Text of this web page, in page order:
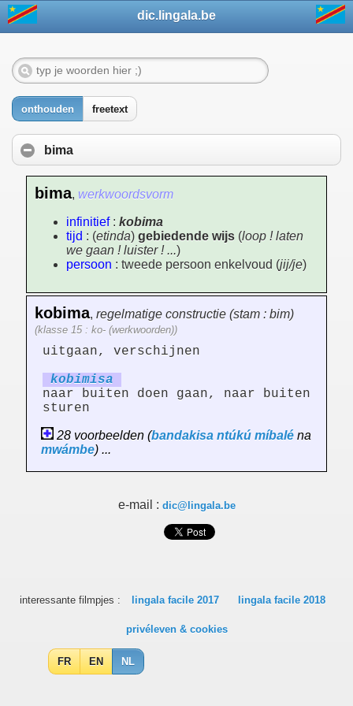
dic.lingala.be
onthouden freetext
bima
bima, werkwoordsvorm
infinitief: kobima
tijd : (etinda) gebiedende wijs (loop ! laten
we gaan ! luister ! ...)
persoon : tweede persoon enkelvoud (jij/je)
kobima, regelmatige constructie (stam : bim)
(klasse 15 : ko- (werkwoorden))
uitgaan, verschijnen
kobimisa
naar buiten doen gaan, naar buiten
sturen
28 voorbeelden (bandakisa ntúkú míbalé na
mwámbe) ...
e-mail : dic@lingala.be
interessante filmpjes : lingala facile 2017 lingala facile 2018
privéleven & cookies
FR EN NL